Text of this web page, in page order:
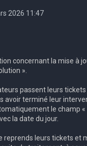
2026 11:47
concernant la mise à
».
passent leurs
avoir terminé leur
le champ «
la date du jour.
reprends leurs tickets et